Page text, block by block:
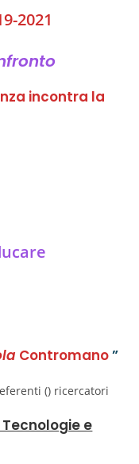
2021
incontra la
Contromano”
() ricercatori
Tecnologie e